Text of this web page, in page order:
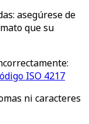
: asegúrese de
que su
:
ISO 4217
ni caracteres